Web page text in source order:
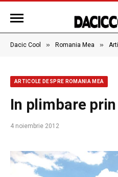
Dacic Cool » Romania Mea »
ARTICOLE DESPRE ROMANIA MEA
In plimbare
4 noiembrie 2012